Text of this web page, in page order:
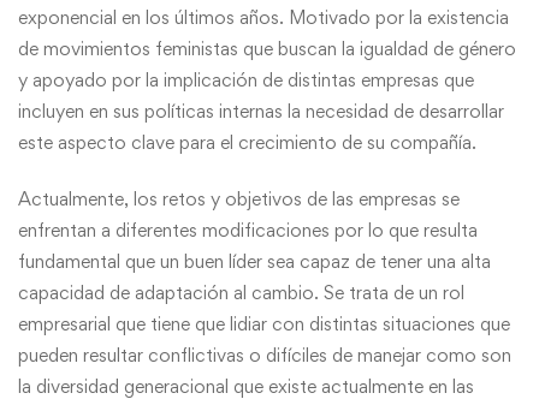
exponencial en los últimos años. Motivado por la existencia
de movimientos feministas que buscan la igualdad de género
y apoyado por la implicación de distintas empresas que
incluyen en sus políticas internas la necesidad de desarrollar
este aspecto clave para el crecimiento de su compañía.
Actualmente, los retos y objetivos de las empresas se
enfrentan a diferentes modificaciones por lo que resulta
fundamental que un buen líder sea capaz de tener una alta
capacidad de adaptación al cambio. Se trata de un rol
empresarial que tiene que lidiar con distintas situaciones que
pueden resultar conflictivas o difíciles de manejar como son
la diversidad generacional que existe actualmente en las